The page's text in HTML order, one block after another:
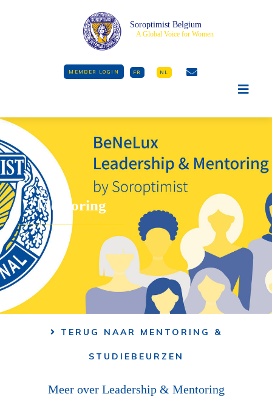
Soroptimist Belgium
A Global Voice for Women
MEMBER LOGIN FR NL
Mentoring
TERUG NAAR MENTORING &
STUDIEBEURZEN
Meer over Leadership & Mentoring